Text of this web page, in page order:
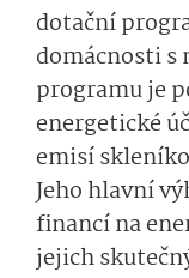
dotační
domácnosti
programu je
energetické
emisí
Jeho hlavní
financí na
jejich